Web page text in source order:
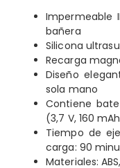
Impermeable
bañera
Silicona
Recarga
Diseño
sola mano
Contiene
(3,7 V, 160
Tiempo de
carga: 90
Materiales: